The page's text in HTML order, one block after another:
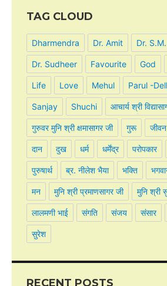
TAG CLOUD
Dharmendra Dr. Amit Dr.
Dr. Sudheer Favourite God
Life Love Mehul Parul -
Sanjay Shuchi आचार्य श्री
गुरुवर मुनि श्री क्षमासागर जी गुरू जीवन
दान दुख धर्म धर्मेंद्र परोपकार
पुरुषार्थ ब्र. नीलेश भैया भक्ति
मन मुनि श्री प्रमाणसागर जी मुनि श्री
लालमणी भाई संगति संजय संसार
सुरेश
RECENT POSTS